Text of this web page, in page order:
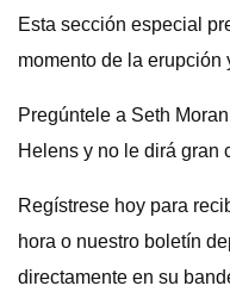
Esta sección especial
momento de la erupción
Pregúntele a Seth
Helens y no le dirá gran
Regístrese hoy para
hora o nuestro boletín
directamente en su